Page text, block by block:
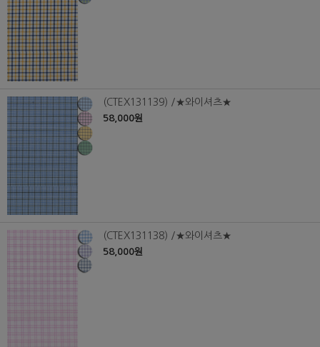
(CTEX131139) /★와이셔츠★
58,000원
(CTEX131138) /★와이셔츠★
58,000원